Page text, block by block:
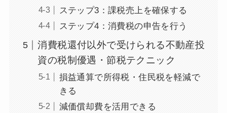
ステップ3：課税売上を確保する
ステップ4：消費税の申告を行う
消費税還付以外で受けられる不動産投
資の税制優遇・節税テクニック
損益通算で所得税・住民税を軽減で
きる
減価償却費を活用できる